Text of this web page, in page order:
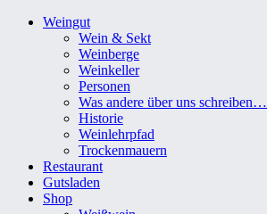
Weingut
Wein & Sekt
Weinberge
Weinkeller
Personen
Was andere über uns schreiben…
Historie
Weinlehrpfad
Trockenmauern
Restaurant
Gutsladen
Shop